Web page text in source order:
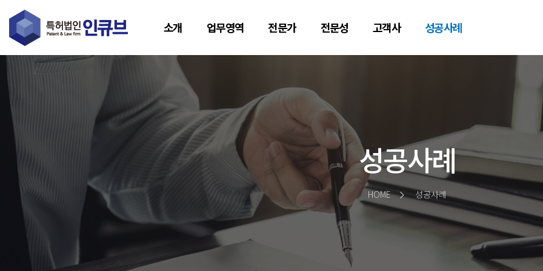
소개 업무영역 전문가 전문성 고객사 성공사례
성공사례
HOME 성공사례